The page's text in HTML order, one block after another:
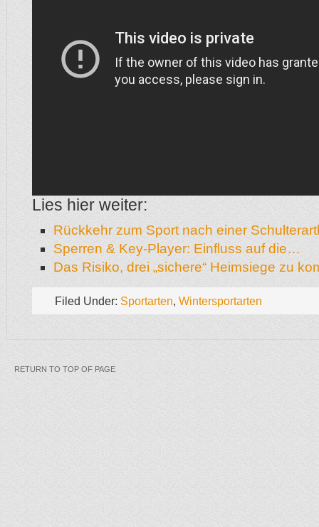
Lies hier weiter:
Rückkehr zum Sport nach einer
Sperren & Key-Player: Einfluss auf die…
Das Risiko, drei „sichere“ Heimsiege zu
Filed Under: Sportarten, Wintersportarten
RETURN TO TOP OF PAGE